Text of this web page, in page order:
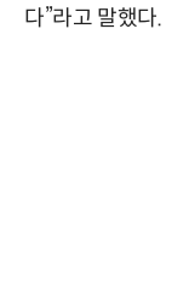
다”라고 말했다.